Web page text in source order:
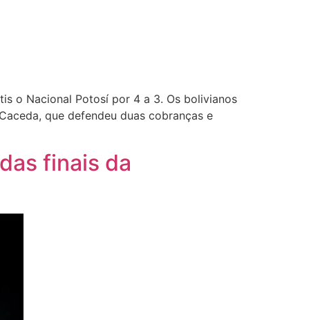
o Nacional Potosí por 4 a 3. Os bolivianos
que defendeu duas cobranças e
finais da